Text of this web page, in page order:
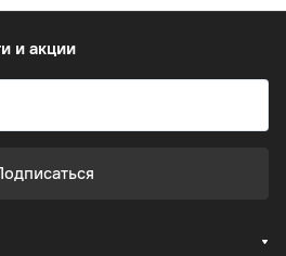
и акции